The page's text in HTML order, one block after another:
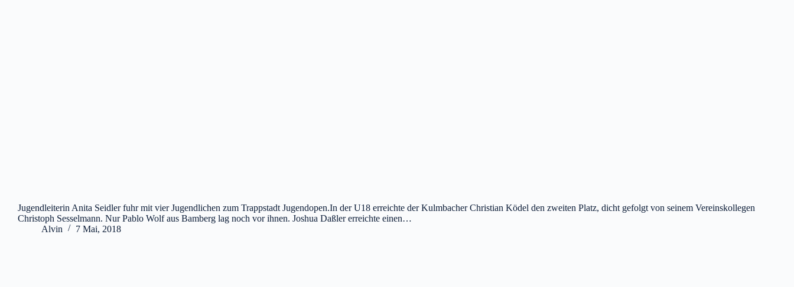
Jugendleiterin Anita Seidler fuhr mit vier Jugendlichen zum Trappstadt Jugendopen.In der U18 erreichte der Kulmbacher Christian Ködel den zweiten Platz, dicht gefolgt von seinem Vereinskollegen
Christoph Sesselmann. Nur Pablo Wolf aus Bamberg lag noch vor ihnen. Joshua Daßler erreichte einen…
Alvin
7 Mai, 2018